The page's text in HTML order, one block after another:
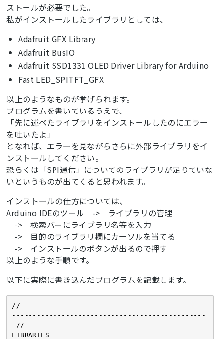
ストールが必要でした。
私がインストールしたライブラリとしては、
Adafruit GFX Library
Adafruit BusIO
Adafruit SSD1331 OLED Driver Library for Arduino
Fast LED_SPITFT_GFX
以上のようなものが挙げられます。
プログラムを書いているうえで、
「先に述べたライブラリをインストールしたのにエラー
を吐いたよ」
となれば、エラーを見ながらさらに外部ライブラリをイ
ンストールしてください。
恐らくは「SPI通信」についてのライブラリが足りていな
いというものが出てくると思われます。
インストールの仕方については、
Arduino IDEのツール -> ライブラリの管理
-> 検索バーにライブラリ名等を入力
-> 目的のライブラリ欄にカーソルを当てる
-> インストールのボタンが出るので押す
以上のような手順です。
以下に実際に書き込んだプログラムを記載します。
//---------------------------------------------
-----------------------------------------------
LIBRARIES